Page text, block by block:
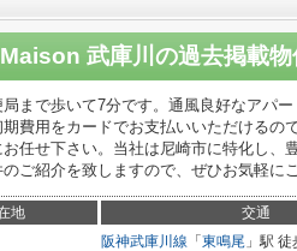
武庫川 の過去掲載物
まで歩いて7分です。通風良好なアパ
費用をカードでお支払いいただけるの
任せ下さい。当社は尼崎市に特化し、
ご紹介を致しますので、ぜひお気軽に
地 交通
阪神武庫川線 「 東鳴尾 」駅